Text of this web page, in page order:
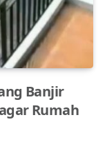
Banjir
Rumah